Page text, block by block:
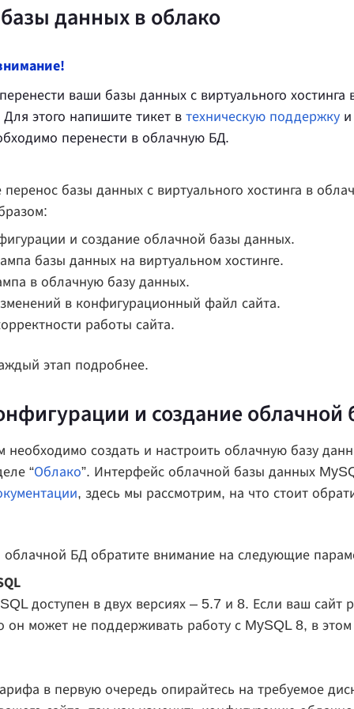
данных в облако
ваши базы данных с виртуального хостинга
этого напишите тикет в техническую поддержкуи
перенести в облачную БД.
базы данных с виртуального хостинга в
и создание облачной базы данных.
базы данных на виртуальном хостинге.
в облачную базу данных.
в конфигурационный файл сайта.
работы сайта.
этап подробнее.
и создание облачной
создать и настроить облачную базу
“Облако”. Интерфейс облачной базы данных
, здесь мы рассмотрим, на что стоит
облачной БД обратите внимание на следующие
доступен в двух версиях – 5.7 и 8. Если ваш сайт
он может не поддерживать работу с MySQL 8, в
в первую очередь опирайтесь на требуемое